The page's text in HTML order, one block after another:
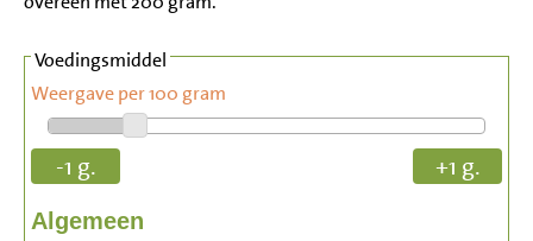
Voedingsmiddel
Weergave per 100 gram
-1 g. +1 g.
Algemeen